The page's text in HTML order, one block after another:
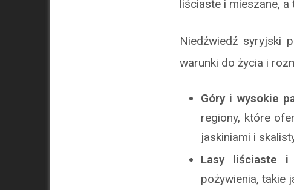
liściaste i mieszane,
Niedźwiedź syryjski
warunki do życia i
Góry i wysokie
regiony, które
jaskiniami i
Lasy liściaste i
pożywienia, takie